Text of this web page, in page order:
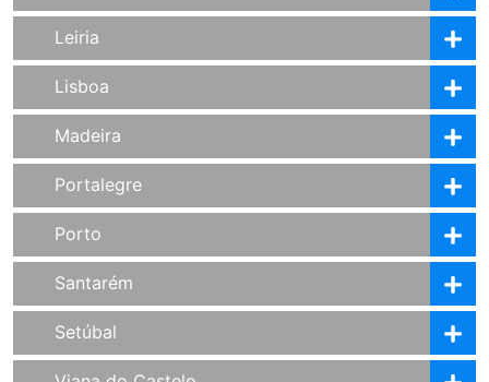
Leiria
Lisboa
Madeira
Portalegre
Porto
Santarém
Setúbal